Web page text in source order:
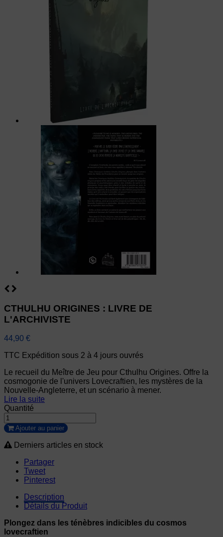
CTHULHU ORIGINES : LIVRE DE
L'ARCHIVISTE
44,90 €
TTC Expédition sous 2 à 4 jours ouvrés
Le recueil du Meître de Jeu pour Cthulhu Origines. Offre la
cosmogonie de l'univers Lovecraftien, les mystères de la
Nouvelle-Angleterre, et un scénario à mener.
Lire la suite
Quantité
Ajouter au panier
Derniers articles en stock
Partager
Tweet
Pinterest
Description
Détails du Produit
Plongez dans les ténèbres indicibles du cosmos
lovecraftien